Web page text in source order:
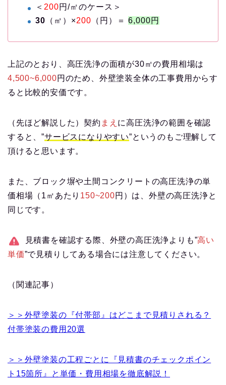
＜ 200円/㎡のケース＞
30 （㎡）×200 （円）＝ 6,000円
上記のとおり、高圧洗浄の面積が30㎡の費用相場は
4,500~6,000円のため、外壁塗装全体の工事費用からす
ると比較的安価です。
（先ほど解説した）契約 まえ に高圧洗浄の範囲を確認
すると、”サービスになりやすい”というのもご理解して
頂けると思います。
また、ブロック塀や土間コンクリートの高圧洗浄の単
価相場（1㎡あたり 150~200円）は、外壁の高圧洗浄と
同じです。
見積書を確認する際、外壁の高圧洗浄よりも”高い
単価”で見積りしてある場合には注意してください。
（関連記事）
＞＞外壁塗装の『付帯部』はどこまで見積りされる？
付帯塗装の費用20選
＞＞外壁塗装の工程ごとに『見積書のチェックポイン
ト15箇所』と単価・費用相場を徹底解説！